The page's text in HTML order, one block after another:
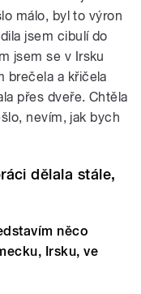
málo, byl to výron
jsem cibulí do
jsem se v Irsku
brečela a křičela
přes dveře. Chtěla
nevím, jak bych
dělala stále,
něco
Irsku, ve